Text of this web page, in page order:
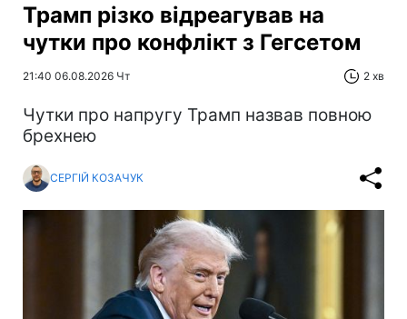
Трамп різко відреагував на
чутки про конфлікт з Гегсетом
21:40 06.08.2026 Чт 2 хв
Чутки про напругу Трамп назвав повною
брехнею
СЕРГІЙ КОЗАЧУК